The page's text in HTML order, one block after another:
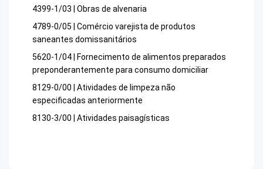
4399-1/03 | Obras de alvenaria
4789-0/05 | Comércio varejista de produtos
saneantes domissanitários
5620-1/04 | Fornecimento de alimentos preparados
preponderantemente para consumo domiciliar
8129-0/00 | Atividades de limpeza não
especificadas anteriormente
8130-3/00 | Atividades paisagísticas